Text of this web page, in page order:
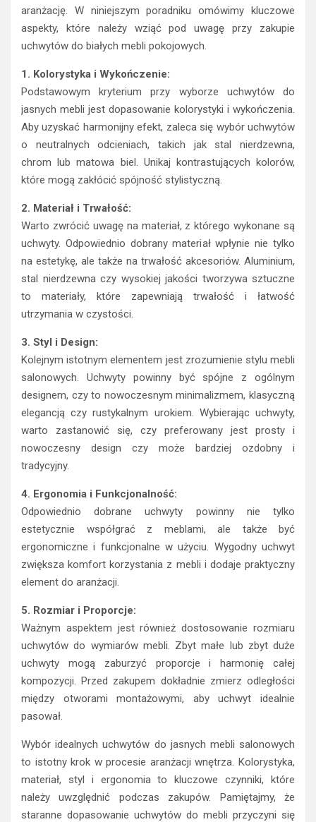
aranżację. W niniejszym poradniku omówimy kluczowe
aspekty, które należy wziąć pod uwagę przy zakupie
uchwytów do białych mebli pokojowych.
1. Kolorystyka i Wykończenie:
Podstawowym kryterium przy wyborze uchwytów do
jasnych mebli jest dopasowanie kolorystyki i wykończenia.
Aby uzyskać harmonijny efekt, zaleca się wybór uchwytów
o neutralnych odcieniach, takich jak stal nierdzewna,
chrom lub matowa biel. Unikaj kontrastujących kolorów,
które mogą zakłócić spójność stylistyczną.
2. Materiał i Trwałość:
Warto zwrócić uwagę na materiał, z którego wykonane są
uchwyty. Odpowiednio dobrany materiał wpłynie nie tylko
na estetykę, ale także na trwałość akcesoriów. Aluminium,
stal nierdzewna czy wysokiej jakości tworzywa sztuczne
to materiały, które zapewniają trwałość i łatwość
utrzymania w czystości.
3. Styl i Design:
Kolejnym istotnym elementem jest zrozumienie stylu mebli
salonowych. Uchwyty powinny być spójne z ogólnym
designem, czy to nowoczesnym minimalizmem, klasyczną
elegancją czy rustykalnym urokiem. Wybierając uchwyty,
warto zastanowić się, czy preferowany jest prosty i
nowoczesny design czy może bardziej ozdobny i
tradycyjny.
4. Ergonomia i Funkcjonalność:
Odpowiednio dobrane uchwyty powinny nie tylko
estetycznie współgrać z meblami, ale także być
ergonomiczne i funkcjonalne w użyciu. Wygodny uchwyt
zwiększa komfort korzystania z mebli i dodaje praktyczny
element do aranżacji.
5. Rozmiar i Proporcje:
Ważnym aspektem jest również dostosowanie rozmiaru
uchwytów do wymiarów mebli. Zbyt małe lub zbyt duże
uchwyty mogą zaburzyć proporcje i harmonię całej
kompozycji. Przed zakupem dokładnie zmierz odległości
między otworami montażowymi, aby uchwyt idealnie
pasował.
Wybór idealnych uchwytów do jasnych mebli salonowych
to istotny krok w procesie aranżacji wnętrza. Kolorystyka,
materiał, styl i ergonomia to kluczowe czynniki, które
należy uwzględnić podczas zakupów. Pamiętajmy, że
staranne dopasowanie uchwytów do mebli przyczyni się